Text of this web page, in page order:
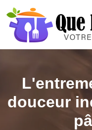
douceur